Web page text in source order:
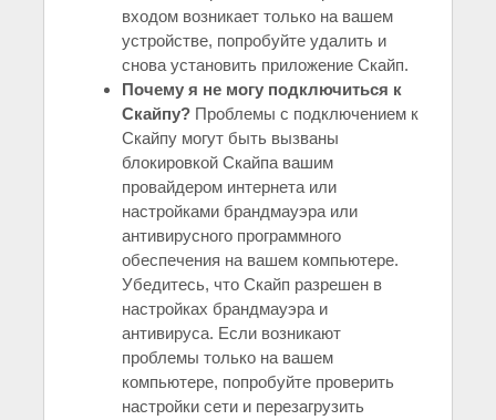
входом возникает только на вашем
устройстве, попробуйте удалить и
снова установить приложение Скайп.
Почему я не могу подключиться к
Скайпу? Проблемы с подключением к
Скайпу могут быть вызваны
блокировкой Скайпа вашим
провайдером интернета или
настройками брандмауэра или
антивирусного программного
обеспечения на вашем компьютере.
Убедитесь, что Скайп разрешен в
настройках брандмауэра и
антивируса. Если возникают
проблемы только на вашем
компьютере, попробуйте проверить
настройки сети и перезагрузить